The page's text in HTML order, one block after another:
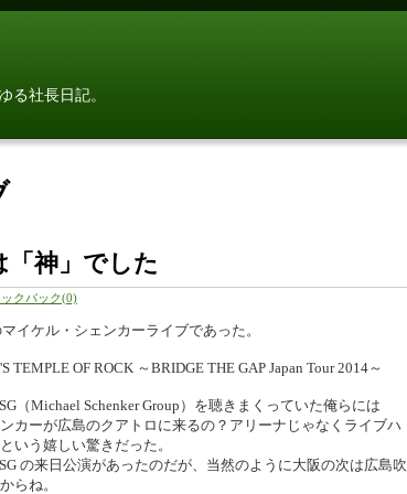
る社長日記。
神」でした
ックバック(0)
イケル・シェンカーライブであった。
TEMPLE OF ROCK ～BRIDGE THE GAP Japan Tour 2014～
（Michael Schenker Group）を聴きまくっていた俺らには
カーが広島のクアトロに来るの？アリーナじゃなくライブハ
いう嬉しい驚きだった。
の来日公演があったのだが、当然のように大阪の次は広島吹
らね。